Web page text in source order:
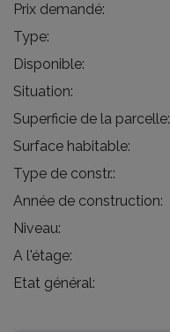
Prix demandé:
Type:
Disponible:
Situation:
Superficie de la parcelle:
Surface habitable:
Type de constr.:
Année de construction:
Niveau:
A l'étage:
Etat général: